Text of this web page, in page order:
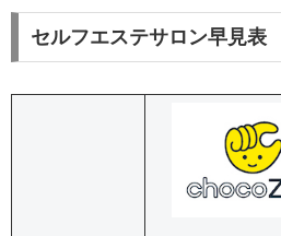
セルフエステサロン早見表